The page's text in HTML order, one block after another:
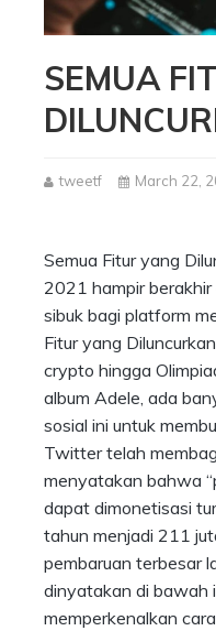
SEMUA
tweetf March 22,
Semua Fitur yang
2021 hampir
sibuk bagi platform
Fitur yang
crypto hingga
album Adele, ada
sosial ini untuk
Twitter telah
menyatakan bahwa
dapat dimonetisasi
tahun menjadi 211
pembaruan terbesar
dinyatakan di bawah
memperkenalkan